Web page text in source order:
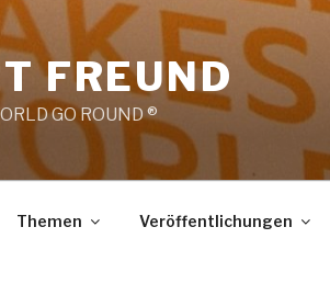
FREUND
GO ROUND ®
Themen Veröffentlichungen